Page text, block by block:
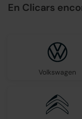
En Clicars
Volkswagen